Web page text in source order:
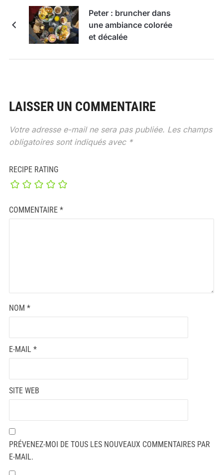
Peter : bruncher dans
une ambiance colorée
et décalée
LAISSER UN COMMENTAIRE
Votre adresse e-mail ne sera pas publiée. Les champs
obligatoires sont indiqués avec *
RECIPE RATING
COMMENTAIRE *
NOM *
E-MAIL *
SITE WEB
PRÉVENEZ-MOI DE TOUS LES NOUVEAUX COMMENTAIRES PAR
E-MAIL.